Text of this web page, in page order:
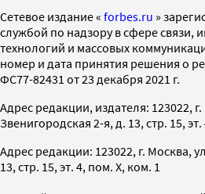
Cетевое издание « forbes.ru »
службой по надзору в сфере
технологий и массовых
номер и дата принятия решения о
ФС77-82431 от 23 декабря 2021 г.
Адрес редакции, издателя: 123022,
Звенигородская 2-я, д. 13, стр. 15,
Адрес редакции: 123022, г. Москва,
13, стр. 15, эт. 4, пом. X, ком. 1